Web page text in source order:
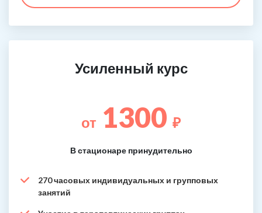
Усиленный курс
от 1300 ₽
В стационаре принудительно
270 часовых индивидуальных и групповых
занятий